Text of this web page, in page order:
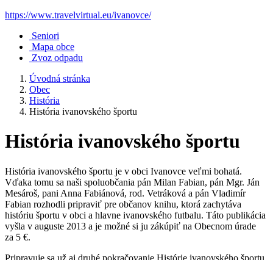
https://www.travelvirtual.eu/ivanovce/
Seniori
Mapa obce
Zvoz odpadu
Úvodná stránka
Obec
História
História ivanovského športu
História ivanovského športu
História ivanovského športu je v obci Ivanovce veľmi bohatá.
Vďaka tomu sa naši spoluobčania pán Milan Fabian, pán Mgr. Ján
Mesároš, pani Anna Fabiánová, rod. Vetráková a pán Vladimír
Fabian rozhodli pripraviť pre občanov knihu, ktorá zachytáva
históriu športu v obci a hlavne ivanovského futbalu. Táto publikácia
vyšla v auguste 2013 a je možné si ju zákúpiť na Obecnom úrade
za 5 €.
Pripravuje sa už aj druhé pokračovanie Histórie ivanovského športu,